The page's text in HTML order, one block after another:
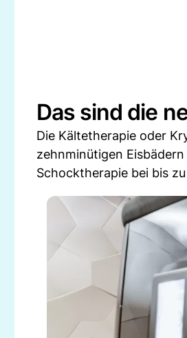
Das sind die
Die Kältetherapie oder
zehnminütigen
Schocktherapie bei bis